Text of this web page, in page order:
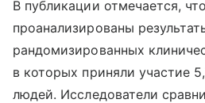
В публикации отмечается,
проанализированы
рандомизированных
в которых приняли участие
людей. Исследователи